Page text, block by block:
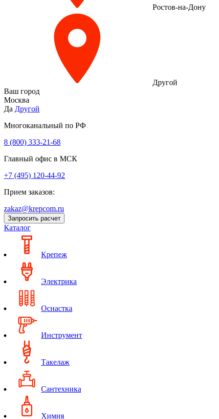
Ростов-на-Дону
Другой
Ваш город
Москва
Да Другой
Многоканальный по РФ
8 (800) 333‑21-68
Главный офис в МСК
+7 (495) 120-44-92
Прием заказов:
zakaz@krepcom.ru
Запросить расчет
Каталог
Крепеж
Электрика
Оснастка
Инструмент
Такелаж
Сантехника
Химия